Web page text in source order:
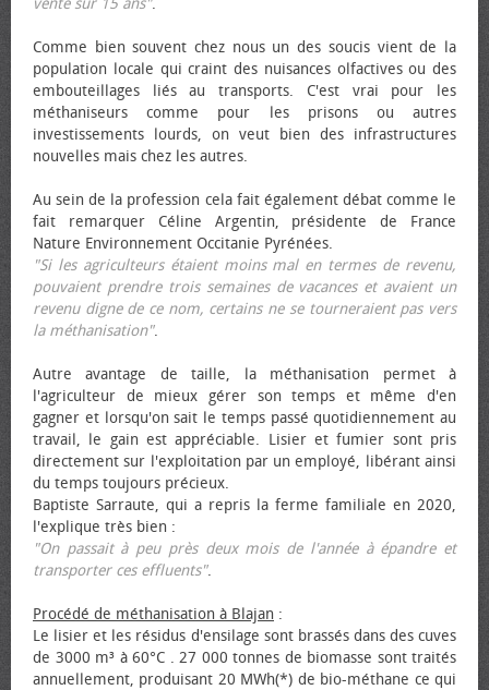
vente sur 15 ans".
Comme bien souvent chez nous un des soucis vient de la
population locale qui craint des nuisances olfactives ou des
embouteillages liés au transports. C'est vrai pour les
méthaniseurs comme pour les prisons ou autres
investissements lourds, on veut bien des infrastructures
nouvelles mais chez les autres.
Au sein de la profession cela fait également débat comme le
fait remarquer Céline Argentin, présidente de France
Nature Environnement Occitanie Pyrénées.
"Si les agriculteurs étaient moins mal en termes de revenu,
pouvaient prendre trois semaines de vacances et avaient un
revenu digne de ce nom, certains ne se tourneraient pas vers
la méthanisation".
Autre avantage de taille, la méthanisation permet à
l'agriculteur de mieux gérer son temps et même d'en
gagner et lorsqu'on sait le temps passé quotidiennement au
travail, le gain est appréciable. Lisier et fumier sont pris
directement sur l'exploitation par un employé, libérant ainsi
du temps toujours précieux.
Baptiste Sarraute, qui a repris la ferme familiale en 2020,
l'explique très bien :
"On passait à peu près deux mois de l'année à épandre et
transporter ces effluents".
Procédé de méthanisation à Blajan :
Le lisier et les résidus d'ensilage sont brassés dans des cuves
de 3000 m³ à 60°C . 27 000 tonnes de biomasse sont traités
annuellement, produisant 20 MWh(*) de bio-méthane ce qui